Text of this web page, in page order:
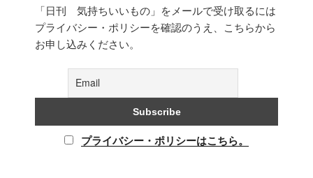
「日刊 気持ちいいもの」をメールで受け取るには
プライバシー・ポリシーを確認のうえ、こちらから
お申し込みください。
プライバシー・ポリシーはこちら。